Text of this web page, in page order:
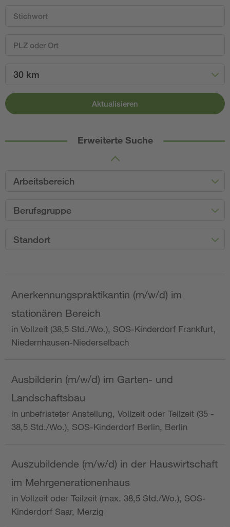
30 km
Aktualisieren
Erweiterte Suche
Arbeitsbereich
Berufsgruppe
Standort
Anerkennungspraktikantin (m/w/d) im
stationären Bereich
in Vollzeit (38,5 Std./Wo.), SOS-Kinderdorf Frankfurt,
Niedernhausen-Niederselbach
Ausbilderin (m/w/d) im Garten- und
Landschaftsbau
in unbefristeter Anstellung, Vollzeit oder Teilzeit (35 -
38,5 Std./Wo.), SOS-Kinderdorf Berlin, Berlin
Auszubildende (m/w/d) in der Hauswirtschaft
im Mehrgenerationenhaus
in Vollzeit oder Teilzeit (max. 38,5 Std./Wo.), SOS-
Kinderdorf Saar, Merzig